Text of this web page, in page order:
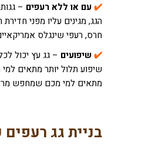
✔️עם או ללא רעפים –
הגג, מגינים עליו מפני
חרס, רעפי שינגלס
✔️שיפועים – גג עץ יכול
שיפוע תלול יותר מתאים
מתאים למי מכם שמחפש
בניית גג